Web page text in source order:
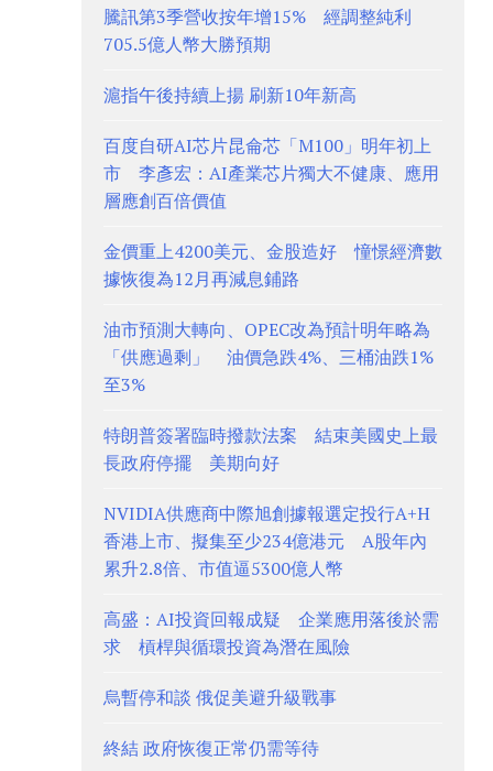
騰訊第3季營收按年增15% 經調整純利
705.5億人幣大勝預期
滬指午後持續上揚 刷新10年新高
百度自研AI芯片昆侖芯「M100」明年初上
市 李彥宏：AI產業芯片獨大不健康、應用
層應創百倍價值
金價重上4200美元、金股造好 憧憬經濟數
據恢復為12月再減息鋪路
油市預測大轉向、OPEC改為預計明年略為
「供應過剩」 油價急跌4%、三桶油跌1%
至3%
特朗普簽署臨時撥款法案 結束美國史上最
長政府停擺 美期向好
NVIDIA供應商中際旭創據報選定投行A+H
香港上市、擬集至少234億港元 A股年內
累升2.8倍、市值逼5300億人幣
高盛：AI投資回報成疑 企業應用落後於需
求 槓桿與循環投資為潛在風險
烏暫停和談 俄促美避升級戰事
終結 政府恢復正常仍需等待